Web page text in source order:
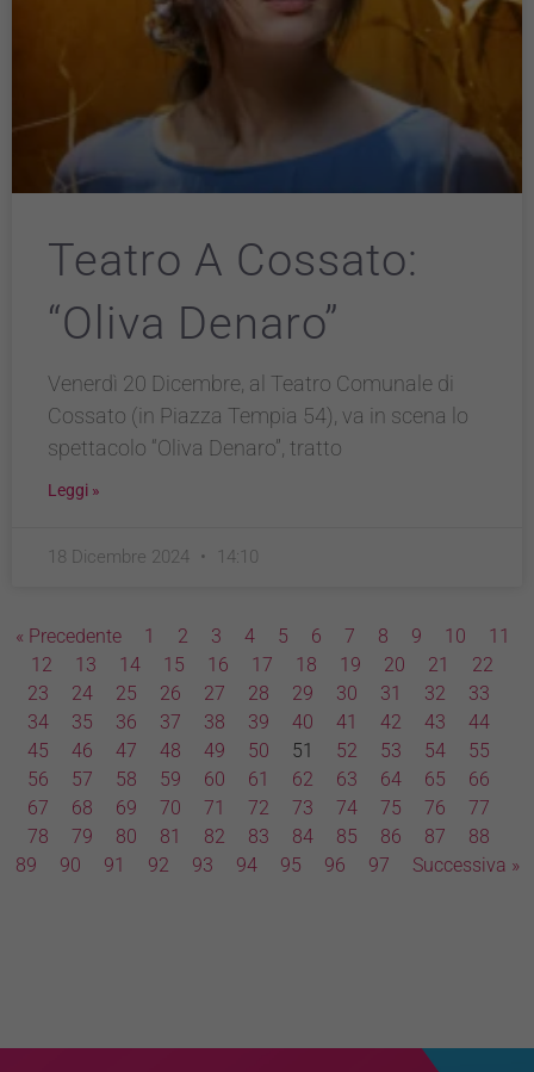
Teatro A Cossato:
“Oliva Denaro”
Venerdì 20 Dicembre, al Teatro Comunale di
Cossato (in Piazza Tempia 54), va in scena lo
spettacolo “Oliva Denaro”, tratto
Leggi »
18 Dicembre 2024 14:10
« Precedente 1 2 3 4 5 6 7 8 9 10
11
12
13 14 15 16 17 18 19 20 21
22
23
24 25 26 27 28 29 30 31 32
33
34
35 36 37 38 39 40 41 42 43
44
45
46 47 48 49 50 51 52 53 54
55
56
57 58 59 60 61 62 63 64 65
66
67
68 69 70 71 72 73 74 75 76
77
78
79 80 81 82 83 84 85 86 87
88
89
90 91 92 93 94 95 96 97 Successiva »